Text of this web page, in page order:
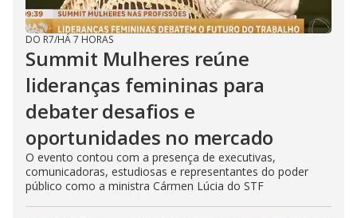
DO R7/HÁ 7 HORAS
Summit Mulheres reúne
lideranças femininas para
debater desafios e
oportunidades no mercado
O evento contou com a presença de executivas,
comunicadoras, estudiosas e representantes do poder
público como a ministra Cármen Lúcia do STF